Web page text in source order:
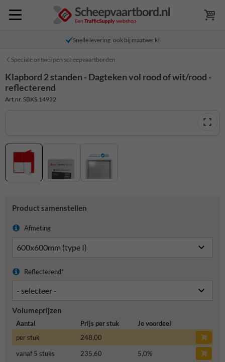
Snelle levering, ook bij maatwerk!
Speciale ontwerpen scheepvaartborden
Klapbord 2 standen - Dagteken vol rood of wit/rood -
reflecterend
Art.nr. SBKS.14932
Product samenstellen
Afmeting
Reflecterend*
Volumeprijzen
Aantal Prijs per stuk
Je voordeel
per stuk
248,00
vanaf 5 stuks
235,60 5,0%